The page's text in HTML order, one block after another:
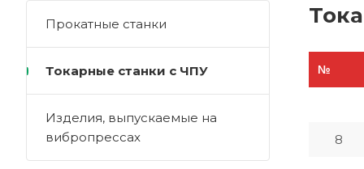
№
8
Прокатные станки
Токарные станки с ЧПУ
Изделия, выпускаемые на
вибропрессах